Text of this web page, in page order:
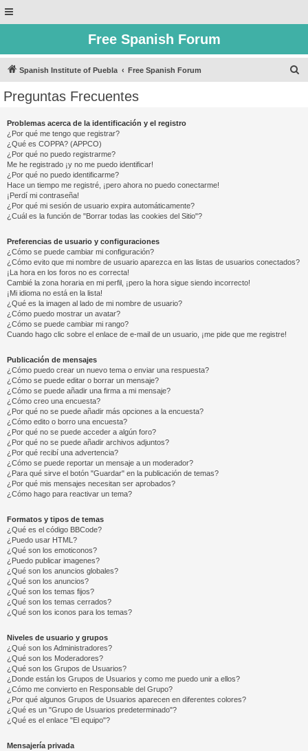
Free Spanish Forum
Spanish Institute of Puebla Free Spanish Forum
Preguntas Frecuentes
Problemas acerca de la identificación y el registro
¿Por qué me tengo que registrar?
¿Qué es COPPA? (APPCO)
¿Por qué no puedo registrarme?
Me he registrado ¡y no me puedo identificar!
¿Por qué no puedo identificarme?
Hace un tiempo me registré, ¡pero ahora no puedo conectarme!
¡Perdí mi contraseña!
¿Por qué mi sesión de usuario expira automáticamente?
¿Cuál es la función de "Borrar todas las cookies del Sitio"?
Preferencias de usuario y configuraciones
¿Cómo se puede cambiar mi configuración?
¿Cómo evito que mi nombre de usuario aparezca en las listas de usuarios conectados?
¡La hora en los foros no es correcta!
Cambié la zona horaria en mi perfil, ¡pero la hora sigue siendo incorrecto!
¡Mi idioma no está en la lista!
¿Qué es la imagen al lado de mi nombre de usuario?
¿Cómo puedo mostrar un avatar?
¿Cómo se puede cambiar mi rango?
Cuando hago clic sobre el enlace de e-mail de un usuario, ¡me pide que me registre!
Publicación de mensajes
¿Cómo puedo crear un nuevo tema o enviar una respuesta?
¿Cómo se puede editar o borrar un mensaje?
¿Cómo se puede añadir una firma a mi mensaje?
¿Cómo creo una encuesta?
¿Por qué no se puede añadir más opciones a la encuesta?
¿Cómo edito o borro una encuesta?
¿Por qué no se puede acceder a algún foro?
¿Por qué no se puede añadir archivos adjuntos?
¿Por qué recibí una advertencia?
¿Cómo se puede reportar un mensaje a un moderador?
¿Para qué sirve el botón "Guardar" en la publicación de temas?
¿Por qué mis mensajes necesitan ser aprobados?
¿Cómo hago para reactivar un tema?
Formatos y tipos de temas
¿Qué es el código BBCode?
¿Puedo usar HTML?
¿Qué son los emoticonos?
¿Puedo publicar imagenes?
¿Qué son los anuncios globales?
¿Qué son los anuncios?
¿Qué son los temas fijos?
¿Qué son los temas cerrados?
¿Qué son los iconos para los temas?
Niveles de usuario y grupos
¿Qué son los Administradores?
¿Qué son los Moderadores?
¿Qué son los Grupos de Usuarios?
¿Donde están los Grupos de Usuarios y como me puedo unir a ellos?
¿Cómo me convierto en Responsable del Grupo?
¿Por qué algunos Grupos de Usuarios aparecen en diferentes colores?
¿Qué es un "Grupo de Usuarios predeterminado"?
¿Qué es el enlace "El equipo"?
Mensajería privada